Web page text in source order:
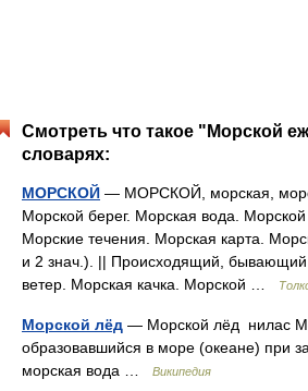
Смотреть что такое "Морской
словарях:
МОРСКОЙ — МОРСКОЙ, морская,
Морской берег. Морская вода.
Морские течения. Морская карта.
и 2 знач.). || Происходящий,
ветер. Морская качка. Морской …
Морской лёд — Морской лёд нилас
образовавшийся в море (океане) при
морская вода …
Википедия